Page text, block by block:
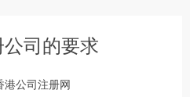
司的要求
港公司注册网